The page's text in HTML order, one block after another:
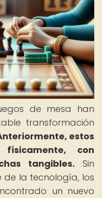
de mesa han
transformación
estos
con
tangibles. Sin
la tecnología, los
un nuevo